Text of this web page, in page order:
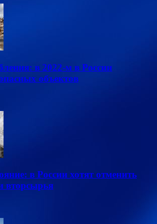
в 2022-м в России
объектов
в России хотят отменить
вторсырья